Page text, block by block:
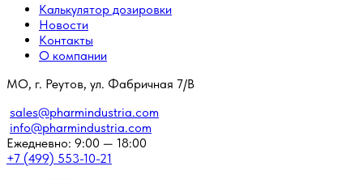
Калькулятор дозировки
Новости
Контакты
О компании
МО, г. Реутов, ул. Фабричная 7/В
sales@pharmindustria.com
info@pharmindustria.com
Ежедневно: 9:00 — 18:00
+7 (499) 553-10-21